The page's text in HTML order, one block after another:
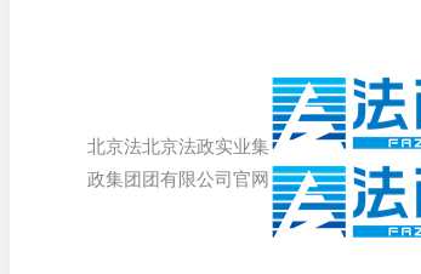
北京法
政集团
北京法政实业集
团有限公司官网